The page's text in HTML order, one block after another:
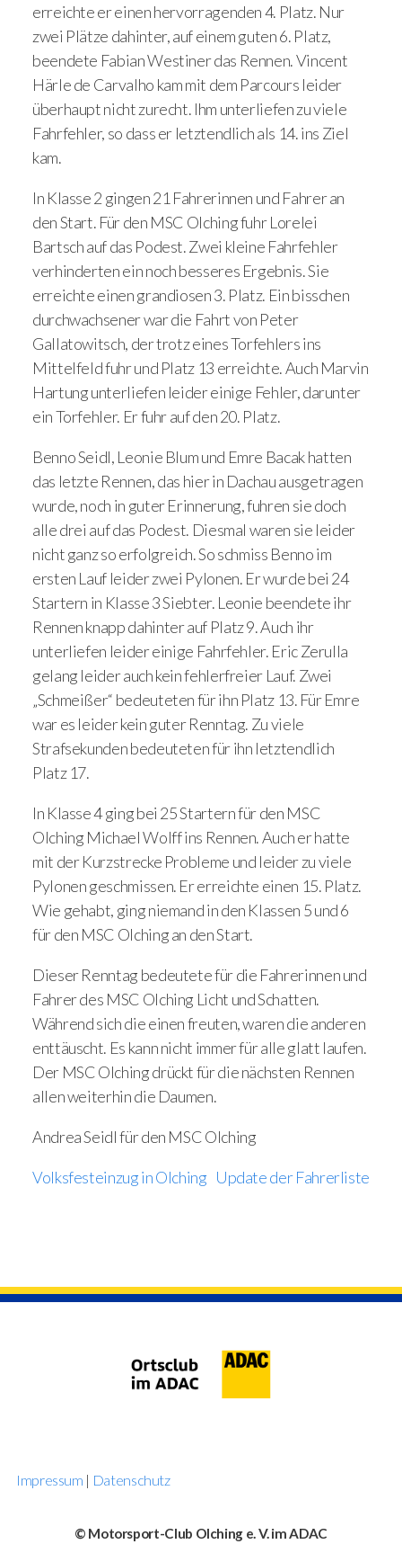
erreichte er einen hervorragenden 4. Platz. Nur
zwei Plätze dahinter, auf einem guten 6. Platz,
beendete Fabian Westiner das Rennen. Vincent
Härle de Carvalho kam mit dem Parcours leider
überhaupt nicht zurecht. Ihm unterliefen zu viele
Fahrfehler, so dass er letztendlich als 14. ins Ziel
kam.
In Klasse 2 gingen 21 Fahrerinnen und Fahrer an
den Start. Für den MSC Olching fuhr Lorelei
Bartsch auf das Podest. Zwei kleine Fahrfehler
verhinderten ein noch besseres Ergebnis. Sie
erreichte einen grandiosen 3. Platz. Ein bisschen
durchwachsener war die Fahrt von Peter
Gallatowitsch, der trotz eines Torfehlers ins
Mittelfeld fuhr und Platz 13 erreichte. Auch Marvin
Hartung unterliefen leider einige Fehler, darunter
ein Torfehler. Er fuhr auf den 20. Platz.
Benno Seidl, Leonie Blum und Emre Bacak hatten
das letzte Rennen, das hier in Dachau ausgetragen
wurde, noch in guter Erinnerung, fuhren sie doch
alle drei auf das Podest. Diesmal waren sie leider
nicht ganz so erfolgreich. So schmiss Benno im
ersten Lauf leider zwei Pylonen. Er wurde bei 24
Startern in Klasse 3 Siebter. Leonie beendete ihr
Rennen knapp dahinter auf Platz 9. Auch ihr
unterliefen leider einige Fahrfehler. Eric Zerulla
gelang leider auch kein fehlerfreier Lauf. Zwei
„Schmeißer“ bedeuteten für ihn Platz 13. Für Emre
war es leider kein guter Renntag. Zu viele
Strafsekunden bedeuteten für ihn letztendlich
Platz 17.
In Klasse 4 ging bei 25 Startern für den MSC
Olching Michael Wolff ins Rennen. Auch er hatte
mit der Kurzstrecke Probleme und leider zu viele
Pylonen geschmissen. Er erreichte einen 15. Platz.
Wie gehabt, ging niemand in den Klassen 5 und 6
für den MSC Olching an den Start.
Dieser Renntag bedeutete für die Fahrerinnen und
Fahrer des MSC Olching Licht und Schatten.
Während sich die einen freuten, waren die anderen
enttäuscht. Es kann nicht immer für alle glatt laufen.
Der MSC Olching drückt für die nächsten Rennen
allen weiterhin die Daumen.
Andrea Seidl für den MSC Olching
Volksfesteinzug in Olching Update der Fahrerliste
Impressum | Datenschutz
© Motorsport-Club Olching e. V. im ADAC